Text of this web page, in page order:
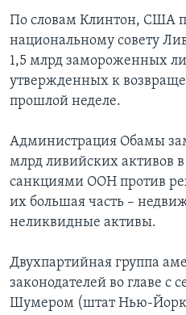
По словам Клинтон, США
национальному совету
1,5 млрд замороженных
утвержденных к
прошлой неделе.
Администрация Обамы
млрд ливийских активов в
санкциями ООН против
их большая часть –
неликвидные активы.
Двухпартийная группа
законодателей во главе с
Шумером (штат Нью-Йорк)